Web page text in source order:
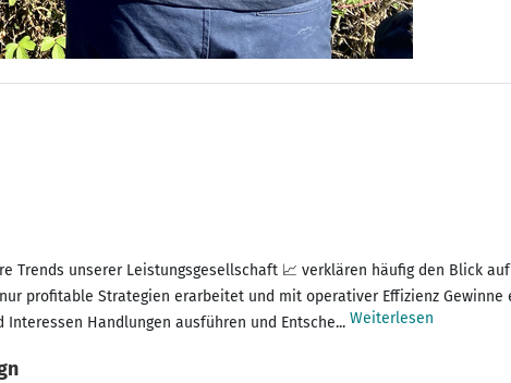
Trends unserer Leistungsgesellschaft 📈 verklären häufig den Blick
profitable Strategien erarbeitet und mit operativer Effizienz
Handlungen ausführen und Entsche... Weiterlesen